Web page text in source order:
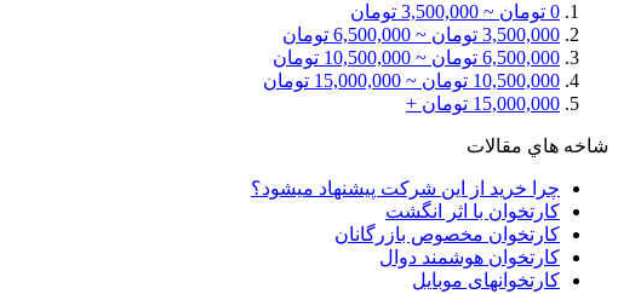
0 تومان ~ 3,500,000 تومان
3,500,000 تومان ~ 6,500,000 تومان
6,500,000 تومان ~ 10,500,000 تومان
10,500,000 تومان ~ 15,000,000 تومان
15,000,000 تومان +
شاخه هاي مقالات
چرا خرید از این شرکت پیشنهاد میشود؟
کارتخوان با اثر انگشت
کارتخوان مخصوص بازرگانان
کارتخوان هوشمند دوال
کارتخوانهای موبایل